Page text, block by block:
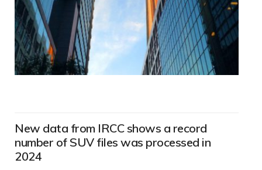
New data from IRCC shows a record
number of SUV files was processed in
2024